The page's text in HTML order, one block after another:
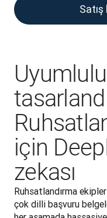
için
zekası
Ruhsatlandırma
çok dilli başvuru